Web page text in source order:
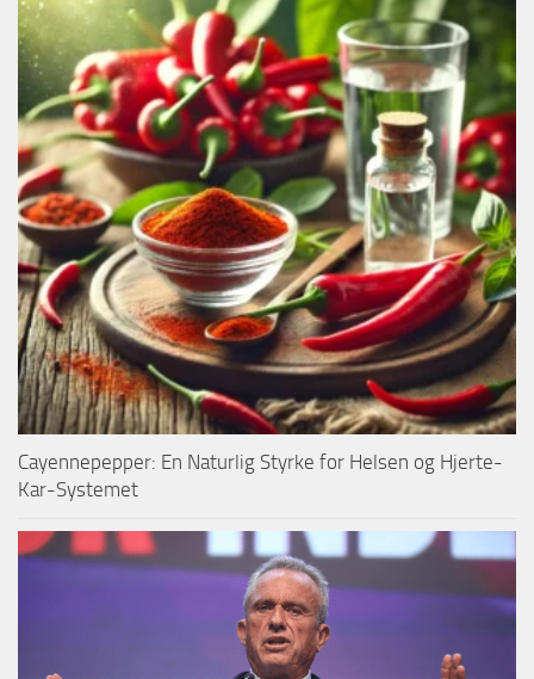
Cayennepepper: En Naturlig Styrke for Helsen og Hjerte-
Kar-Systemet